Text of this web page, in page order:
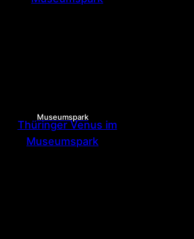
Museumspark